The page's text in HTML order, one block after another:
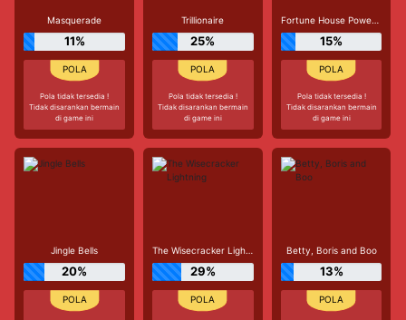
Masquerade
11%
Pola tidak tersedia !
Tidak disarankan bermain
di game ini
Trillionaire
25%
Pola tidak tersedia !
Tidak disarankan bermain
di game ini
Fortune House Power Reels
15%
Pola tidak tersedia !
Tidak disarankan bermain
di game ini
Jingle Bells
20%
The Wisecracker Lightning
29%
Betty, Boris and Boo
13%